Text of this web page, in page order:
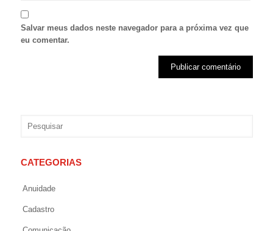
Salvar meus dados neste navegador para a próxima vez que
eu comentar.
CATEGORIAS
Anuidade
Cadastro